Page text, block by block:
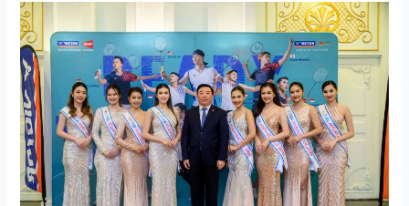
ประชุม
สมาคม
ศิษย์
เก่า
เพาะ
ช่าง
และRMUTR